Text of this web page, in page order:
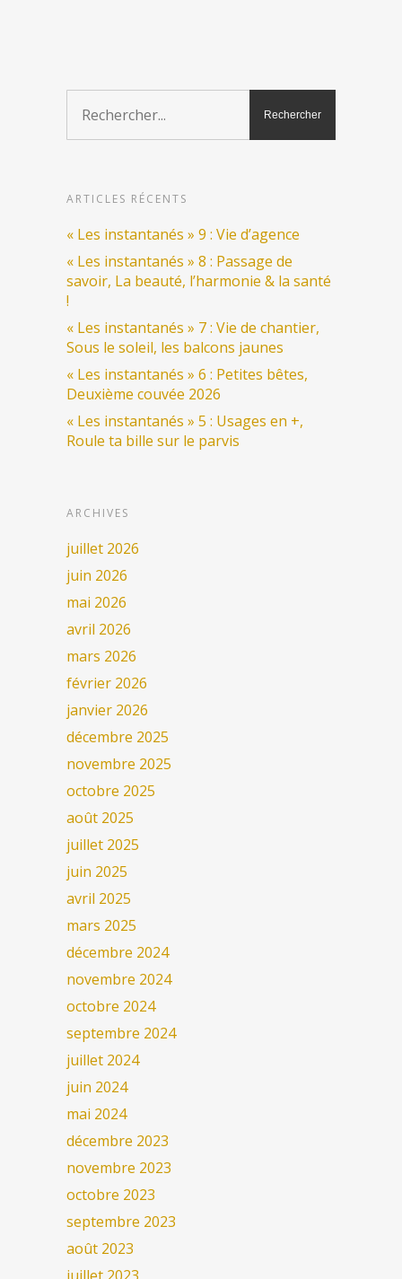
ARTICLES RÉCENTS
« Les instantanés » 9 : Vie d’agence
« Les instantanés » 8 : Passage de
savoir, La beauté, l’harmonie & la santé
!
« Les instantanés » 7 : Vie de chantier,
Sous le soleil, les balcons jaunes
« Les instantanés » 6 : Petites bêtes,
Deuxième couvée 2026
« Les instantanés » 5 : Usages en +,
Roule ta bille sur le parvis
ARCHIVES
juillet 2026
juin 2026
mai 2026
avril 2026
mars 2026
février 2026
janvier 2026
décembre 2025
novembre 2025
octobre 2025
août 2025
juillet 2025
juin 2025
avril 2025
mars 2025
décembre 2024
novembre 2024
octobre 2024
septembre 2024
juillet 2024
juin 2024
mai 2024
décembre 2023
novembre 2023
octobre 2023
septembre 2023
août 2023